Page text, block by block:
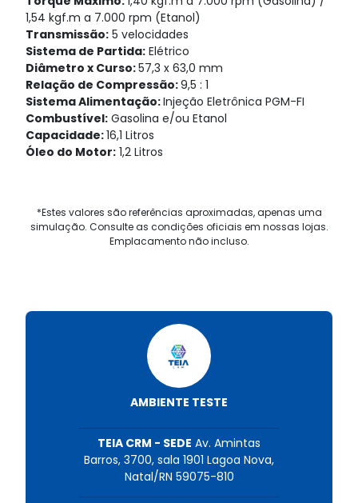
1,54 kgf.m a 7.000 rpm (Etanol)
Transmissão: 5 velocidades
Sistema de Partida: Elétrico
Diâmetro x Curso:57,3 x 63,0 mm
Relação de Compressão:9,5 : 1
Sistema Alimentação:Injeção Eletrônica PGM-FI
Combustível: Gasolina e/ou Etanol
Capacidade:16,1 Litros
Óleo do Motor: 1,2 Litros
*Estes valores são referências aproximadas, apenas uma
simulação. Consulte as condições oficiais em nossas lojas.
Emplacamento não incluso.
AMBIENTE TESTE
TEIA CRM - SEDE Av. Amintas
Barros, 3700, sala 1901 Lagoa Nova,
Natal/RN 59075-810